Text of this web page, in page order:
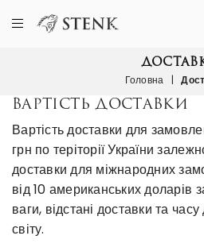
Головна |
ВАРТІСТЬ ДОСТАВКИ
Вартість доставки для
грн по теріторії України
доставки для міжнародних
від 10 американських доларів
ваги, відстані доставки та
світу.